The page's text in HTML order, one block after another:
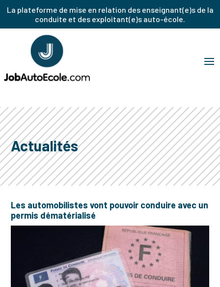
La plateforme de mise en relation des enseignant(e)s de la
conduite et des exploitant(e)s auto-école.
Actualités
Les automobilistes vont pouvoir conduire avec un
permis dématérialisé